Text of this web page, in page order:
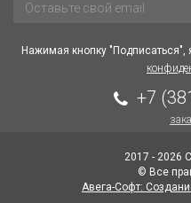
Нажимая кнопку
+7
2017 - 2026
© Все
Авега-Софт: